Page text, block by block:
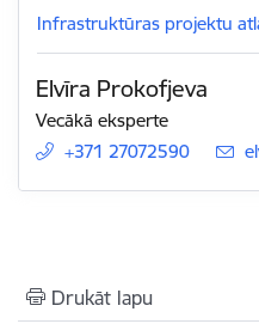
Infrastruktūras projektu
Elvīra Prokofjeva
Vecākā eksperte
+371 27072590
Drukāt lapu